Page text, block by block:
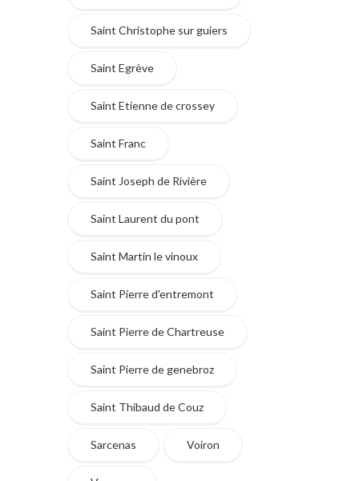
Saint Christophe sur guiers
Saint Egrève
Saint Etienne de crossey
Saint Franc
Saint Joseph de Rivière
Saint Laurent du pont
Saint Martin le vinoux
Saint Pierre d'entremont
Saint Pierre de Chartreuse
Saint Pierre de genebroz
Saint Thibaud de Couz
Sarcenas Voiron